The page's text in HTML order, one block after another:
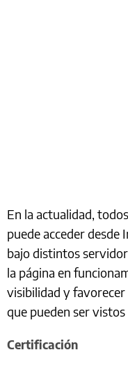
En la actualidad,
puede acceder
bajo distintos
la página en
visibilidad y
que pueden ser
Certificación